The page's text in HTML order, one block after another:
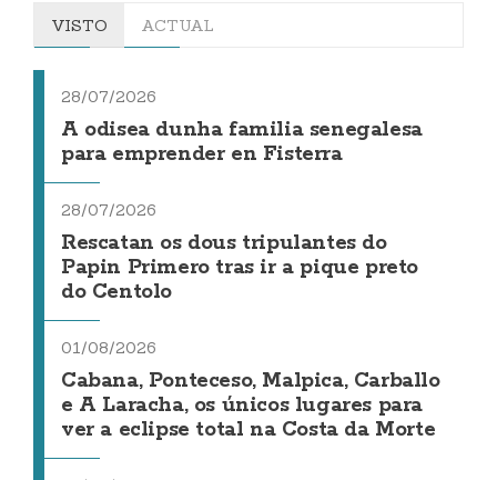
VISTO ACTUAL
28/07/2026
A odisea dunha familia senegalesa
para emprender en Fisterra
28/07/2026
Rescatan os dous tripulantes do
Papin Primero tras ir a pique preto
do Centolo
01/08/2026
Cabana, Ponteceso, Malpica, Carballo
e A Laracha, os únicos lugares para
ver a eclipse total na Costa da Morte